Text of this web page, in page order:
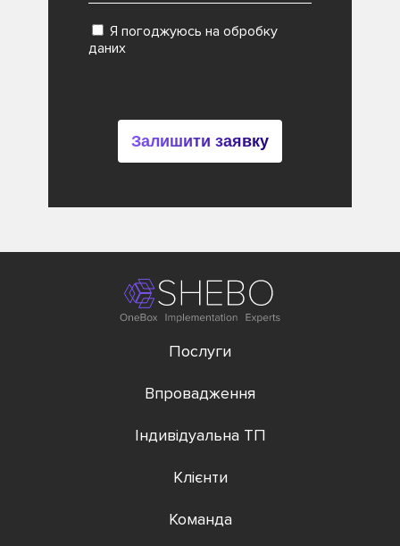
Я погоджуюсь на обробку
даних
Залишити заявку
Послуги
Впровадження
Індивідуальна ТП
Клієнти
Команда